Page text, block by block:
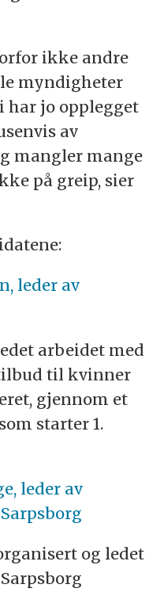
ikke andre
myndigheter
har jo opplegget
av
mangler mange
på greip, sier
leder av
arbeidet med
til kvinner
gjennom et
starter 1.
leder av
og ledet